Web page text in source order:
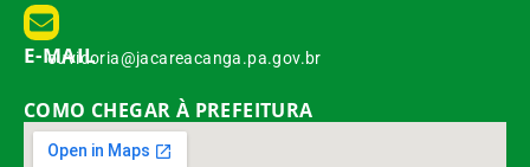
E-MAIL
ouvidoria@jacareacanga.pa.gov.br
COMO CHEGAR À PREFEITURA